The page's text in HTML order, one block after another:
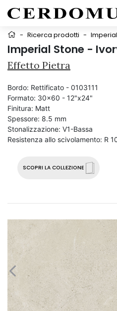
- Ricerca prodotti -
Imperial Stone -
Effetto Pietra
SCOPRI LA COLLEZIONE
Bordo: Rettificato - 0103111
Formato: 30x60 - 12"x24"
Finitura: Matt
Spessore: 8.5 mm
Stonalizzazione: V1-Bassa
Resistenza allo scivolamento: R